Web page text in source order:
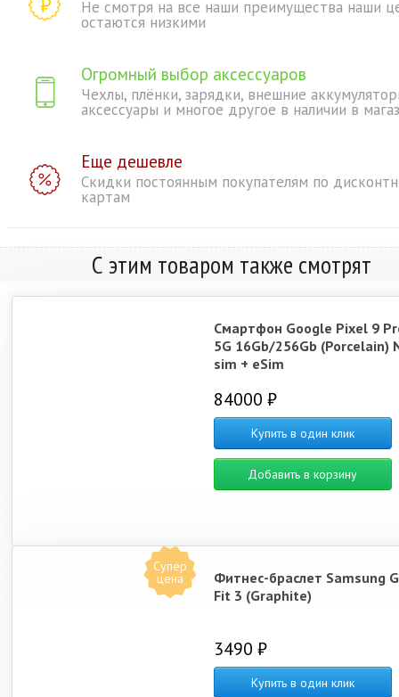
Не смотря на все наши преимущества наши
остаются низкими
Огромный выбор аксессуаров
Чехлы, плёнки, зарядки, внешние
аксессуары и многое другое в наличии в
Еще дешевле
Скидки постоянным покупателям по
картам
С этим товаром также смотрят
Смартфон Google Pixel 9
5G 16Gb/256Gb (Porcelain)
sim + eSim
84000 ₽
Купить в один клик
Добавить в корзину
Супер
цена
Фитнес-браслет Samsung
Fit 3 (Graphite)
3490 ₽
Купить в один клик